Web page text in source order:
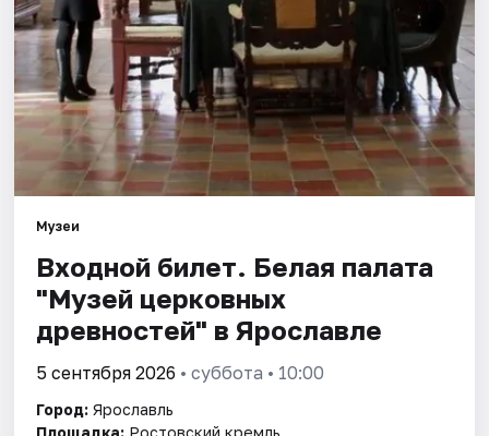
Музеи
Входной билет. Белая палата
"Музей церковных
древностей" в Ярославле
5 сентября 2026 • суббота • 10:00
Город: Ярославль
Площадка: Ростовский кремль